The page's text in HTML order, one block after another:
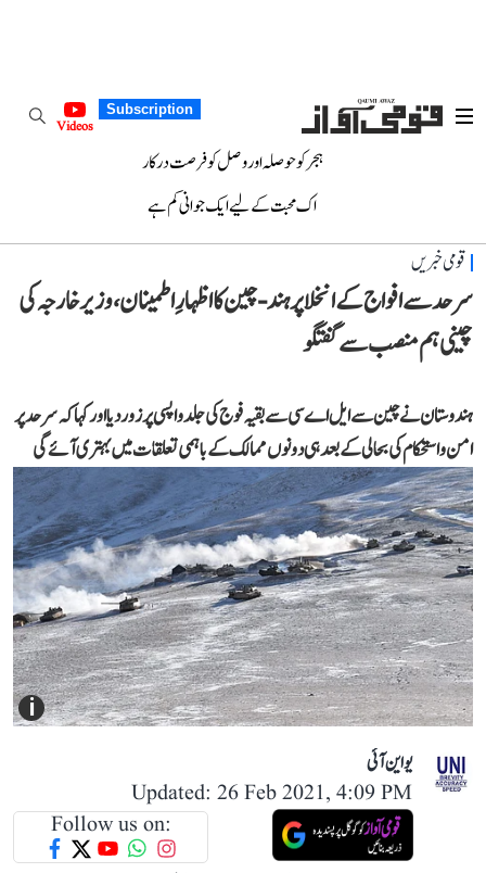
Subscription
Videos
ہجر کو حوصلہ اور وصل کو فرصت درکار
اک محبت کے لیے ایک جوانی کم ہے
قومی خبریں
سرحد سے افواج کے انخلا پر ہند-چین کا اظہارِ اطمینان، وزیر خارجہ کی
چینی ہم منصب سے گفتگو
ہندوستان نے چین سے ایل اے سی سے بقیہ فوج کی جلد واپسی پر زور دیا اور کہا کہ سرحد پر
امن و استحکام کی بحالی کے بعد ہی دونوں ممالک کے باہمی تعلقات میں بہتری آئے گی
i
یو این آئی
Updated: 26 Feb 2021, 4:09 PM
Follow us on: